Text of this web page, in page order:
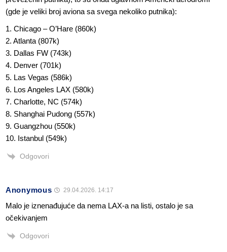
(gde je veliki broj aviona sa svega nekoliko putnika):
1. Chicago – O’Hare (860k)
2. Atlanta (807k)
3. Dallas FW (743k)
4. Denver (701k)
5. Las Vegas (586k)
6. Los Angeles LAX (580k)
7. Charlotte, NC (574k)
8. Shanghai Pudong (557k)
9. Guangzhou (550k)
10. Istanbul (549k)
Odgovori
Anonymous 29.04.2026. 14:17
Malo je iznenađujuće da nema LAX-a na listi, ostalo je sa
očekivanjem
Odgovori